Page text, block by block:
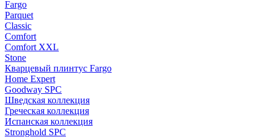
Fargo
Parquet
Classic
Comfort
Comfort XXL
Stone
Кварцевый плинтус Fargo
Home Expert
Goodway SPC
Шведская коллекция
Греческая коллекция
Испанская коллекция
Stronghold SPC